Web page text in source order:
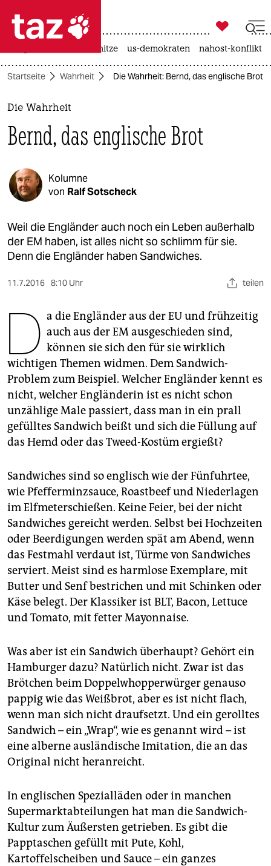
 taz zahl ich
taz zahl ich
themen
politik
öko
gesellschaft
kultur
sport
wahrheit
verlag
verlag
veranstaltungen
shop
fragen & hilfe
unterstützen
abo
genossenschaft
epaper login

taz zahl ich
hitze us-demokraten nahost-konflikt
Startseite Wahrheit Die Wahrheit: Bernd, das englische Brot
Die Wahrheit
Bernd, das englische Brot
Kolumne
von Ralf Sotscheck
Weil die Engländer auch noch ein Leben außerhalb
der EM haben, ist alles nicht so schlimm für sie.
Denn die Engländer haben Sandwiches.
11.7.2016 8:10 Uhr teilen
D a die Engländer aus der EU und frühzeitig
auch aus der EM ausgeschieden sind,
können sie sich den für sie wirklich
wichtigen Themen widmen. Dem Sandwich-
Problem zum Beispiel. Welcher Engländer kennt es
nicht, welcher Engländerin ist es nicht schon
unzählige Male passiert, dass man in ein prall
gefülltes Sandwich beißt und sich die Füllung auf
das Hemd oder das Tweed-Kostüm ergießt?
Sandwiches sind so englisch wie der Fünfuhrtee,
wie Pfefferminzsauce, Roastbeef und Niederlagen
im Elfmeterschießen. Keine Feier, bei der nicht
Sandwiches gereicht werden. Selbst bei Hochzeiten
oder Beerdigungen werden spät am Abend, wenn
das Festmahl verdaut ist, Türme von Sandwiches
serviert. Meist sind es harmlose Exemplare, mit
Butter und Senf bestrichen und mit Schinken oder
Käse belegt. Der Klassiker ist BLT, Bacon, Lettuce
und Tomato, mit fetter Mayonnaise.
Was aber ist ein Sandwich überhaupt? Gehört ein
Hamburger dazu? Natürlich nicht. Zwar ist das
Brötchen beim Doppelwhopperwürger genauso
pappig wie das Weißbrot, aber es ist nicht flach,
wenn man sich nicht draufsetzt. Und ein gerolltes
Sandwich – ein „Wrap“, wie es genannt wird – ist
eine alberne ausländische Imitation, die an das
Original nicht heranreicht.
In englischen Spezialläden oder in manchen
Supermarktabteilungen hat man die Sandwich-
Kultur zum Äußersten getrieben. Es gibt die
Papptaschen gefüllt mit Pute, Kohl,
Kartoffelscheiben und Sauce – ein ganzes